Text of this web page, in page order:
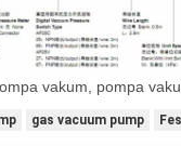
vakum, pompa
gas vacuum pump